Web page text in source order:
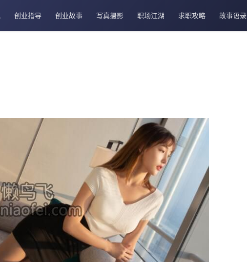
创业指导 创业故事 写真摄影 职场江湖 求职攻略 故事语录